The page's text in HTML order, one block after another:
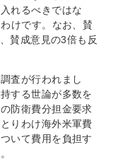
れるべきではな
けです。なお、賛
賛成意見の3倍も反
査が行われまし
する世論が多数を
防衛費分担金要求
りわけ海外米軍費
いて費用を負担す